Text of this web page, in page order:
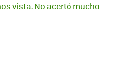
vista. No acertó mucho